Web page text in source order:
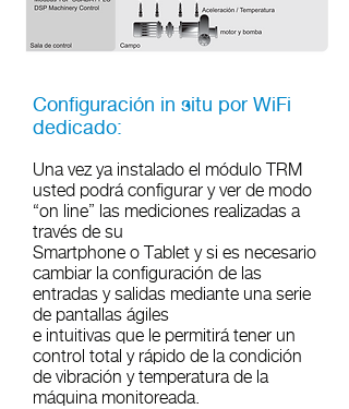
Configuración in situ por WiFi
dedicado:
Una vez ya instalado el módulo TRM
usted podrá configurar y ver de modo
“on line” las mediciones realizadas a
través de su
Smartphone o Tablet y si es necesario
cambiar la configuración de las
entradas y salidas mediante una serie
de pantallas ágiles
e intuitivas que le permitirá tener un
control total y rápido de la condición
de vibración y temperatura de la
máquina monitoreada.